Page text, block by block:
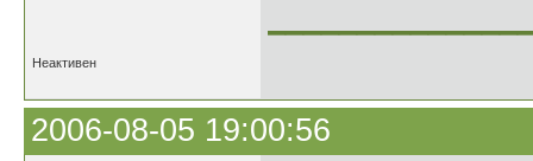
Неактивен
2006-08-05 19:00:56